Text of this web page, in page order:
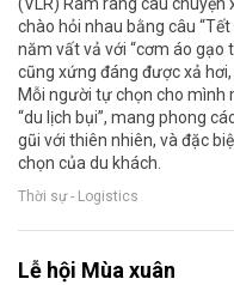
(VLR) Râm rang câu chuyện
chào hỏi nhau bằng câu
năm vất vả với “cơm áo gạo
cũng xứng đáng được xả
Mỗi người tự chọn cho mình
“du lịch bụi”, mang phong
gũi với thiên nhiên, và đặc
chọn của du khách.
Thời sự - Logistics
Lễ hội Mùa xuân